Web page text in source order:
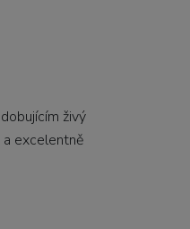
živý
a excelentně